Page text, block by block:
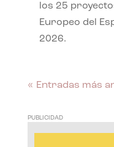
los 25
Europeo del
2026.
« Entradas más
PUBLICIDAD